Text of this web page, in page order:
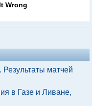
Wrong
матчей
в Газе и Ливане,